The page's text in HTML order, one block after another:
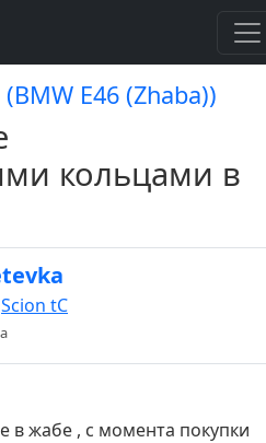
E46 (Zhaba))
кольцами в
Scion tC
жабе , с момента покупки